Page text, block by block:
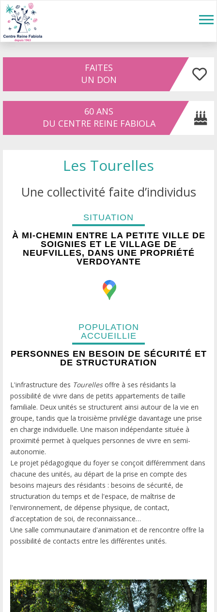
Aller au contenu principal
FAITES
UN DON
60 ANS
DU CENTRE REINE FABIOLA
Les Tourelles
Une collectivité faite d’individus
SITUATION
À MI-CHEMIN ENTRE LA PETITE VILLE DE
SOIGNIES ET LE VILLAGE DE
NEUFVILLES, DANS UNE PROPRIÉTÉ
VERDOYANTE
POPULATION
ACCUEILLIE
PERSONNES EN BESOIN DE SÉCURITÉ ET
DE STRUCTURATION
L'infrastructure des Tourellesoffre à ses résidants la
possibilité de vivre dans de petits appartements de taille
familiale. Deux unités se structurent ainsi autour de la vie en
groupe, tandis que la troisième privilégie davantage une prise
en charge individuelle. Une maison indépendante située à
proximité permet à quelques personnes de vivre en semi-
autonomie.
Le projet pédagogique du foyer se conçoit différemment dans
chacune des unités, au départ de la prise en compte des
besoins majeurs des résidants : besoins de sécurité, de
structuration du temps et de l'espace, de maîtrise de
l'environnement, de dépense physique, de contact,
d'acceptation de soi, de reconnaissance…
Une salle communautaire d'animation et de rencontre offre la
possibilité de contacts entre les différentes unités.